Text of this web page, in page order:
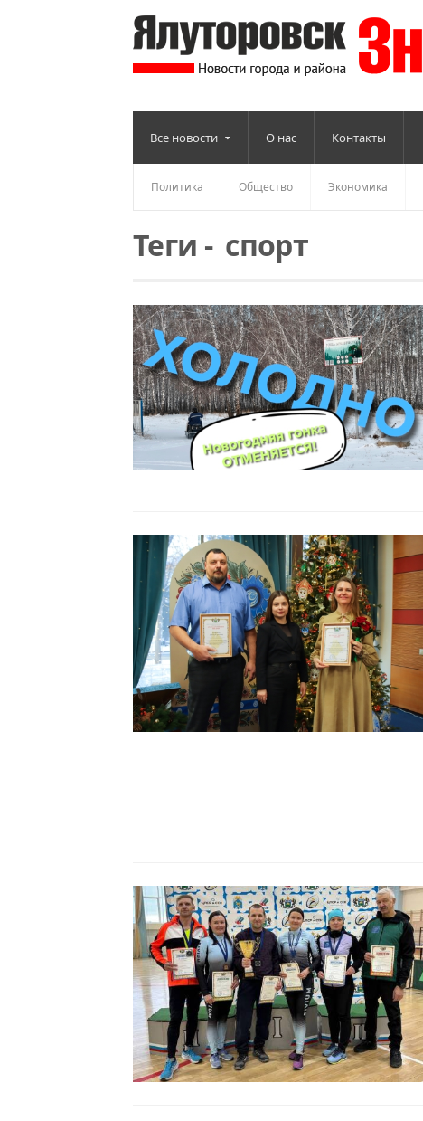
Все новости О нас Контакты
Политика Общество Экономика
Теги -спорт
Читать
Читать
Читать